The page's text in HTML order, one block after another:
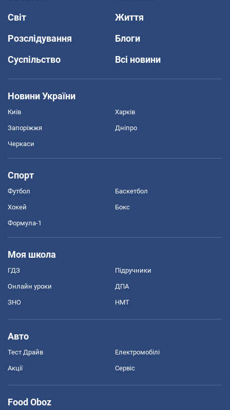
Світ
Життя
Розслідування
Блоги
Суспільство
Всі новини
Новини України
Київ Харків
Запоріжжя Дніпро
Черкаси
Спорт
Футбол Баскетбол
Хокей Бокс
Формула-1
Моя школа
ГДЗ Підручники
Онлайн уроки ДПА
ЗНО НМТ
Авто
Тест Драйв Електромобілі
Акції Сервіс
Food Oboz